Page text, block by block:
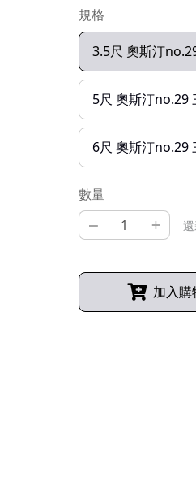
規格
3.5尺 奧斯汀
5尺 奧斯汀no.29
6尺 奧斯汀no.29
數量
– +
加入購